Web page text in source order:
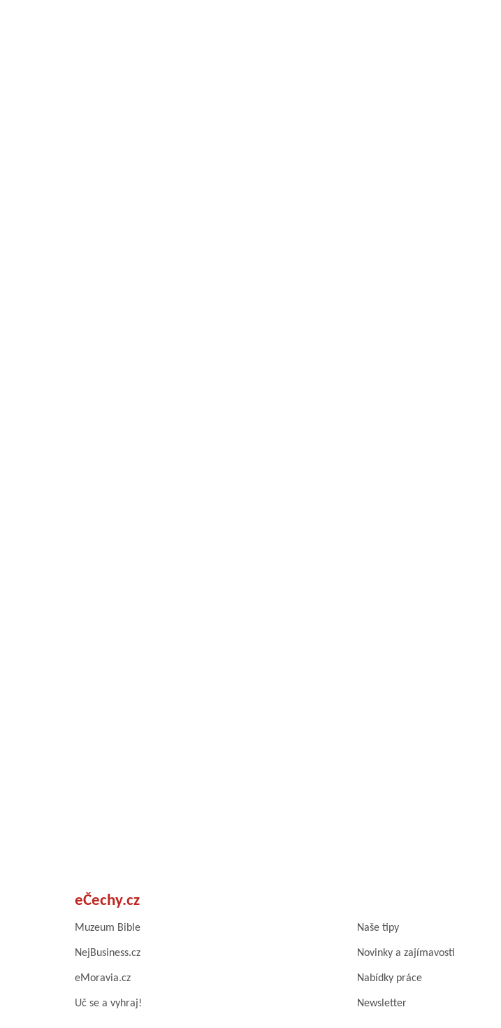
eČechy.cz
Muzeum Bible Naše tipy
NejBusiness.cz Novinky a zajímavosti
eMoravia.cz Nabídky práce
Uč se a vyhraj! Newsletter